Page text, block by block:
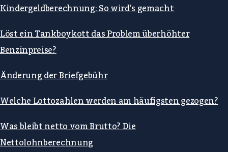
Kindergeldberechnung: So wird’s gemacht
Löst ein Tankboykott das Problem überhöhter
Benzinpreise?
Änderung der Briefgebühr
Welche Lottozahlen werden am häufigsten gezogen?
Was bleibt netto vom Brutto? Die
Nettolohnberechnung